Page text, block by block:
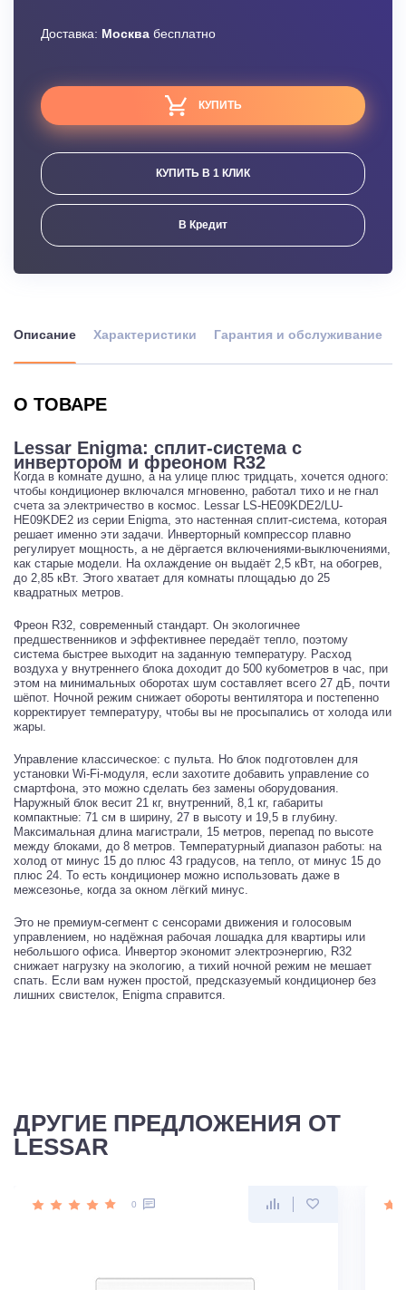
Доставка: Москва бесплатно
КУПИТЬ
КУПИТЬ В 1 КЛИК
В Кредит
Описание Характеристики Гарантия и обслуживание
О ТОВАРЕ
Lessar Enigma: сплит-система с
инвертором и фреоном R32
Когда в комнате душно, а на улице плюс тридцать, хочется одного:
чтобы кондиционер включался мгновенно, работал тихо и не гнал
счета за электричество в космос. Lessar LS-HE09KDE2/LU-
HE09KDE2 из серии Enigma, это настенная сплит-система, которая
решает именно эти задачи. Инверторный компрессор плавно
регулирует мощность, а не дёргается включениями-выключениями,
как старые модели. На охлаждение он выдаёт 2,5 кВт, на обогрев,
до 2,85 кВт. Этого хватает для комнаты площадью до 25
квадратных метров.
Фреон R32, современный стандарт. Он экологичнее
предшественников и эффективнее передаёт тепло, поэтому
система быстрее выходит на заданную температуру. Расход
воздуха у внутреннего блока доходит до 500 кубометров в час, при
этом на минимальных оборотах шум составляет всего 27 дБ, почти
шёпот. Ночной режим снижает обороты вентилятора и постепенно
корректирует температуру, чтобы вы не просыпались от холода или
жары.
Управление классическое: с пульта. Но блок подготовлен для
установки Wi-Fi-модуля, если захотите добавить управление со
смартфона, это можно сделать без замены оборудования.
Наружный блок весит 21 кг, внутренний, 8,1 кг, габариты
компактные: 71 см в ширину, 27 в высоту и 19,5 в глубину.
Максимальная длина магистрали, 15 метров, перепад по высоте
между блоками, до 8 метров. Температурный диапазон работы: на
холод от минус 15 до плюс 43 градусов, на тепло, от минус 15 до
плюс 24. То есть кондиционер можно использовать даже в
межсезонье, когда за окном лёгкий минус.
Это не премиум-сегмент с сенсорами движения и голосовым
управлением, но надёжная рабочая лошадка для квартиры или
небольшого офиса. Инвертор экономит электроэнергию, R32
снижает нагрузку на экологию, а тихий ночной режим не мешает
спать. Если вам нужен простой, предсказуемый кондиционер без
лишних свистелок, Enigma справится.
ДРУГИЕ ПРЕДЛОЖЕНИЯ ОТ
LESSAR
0